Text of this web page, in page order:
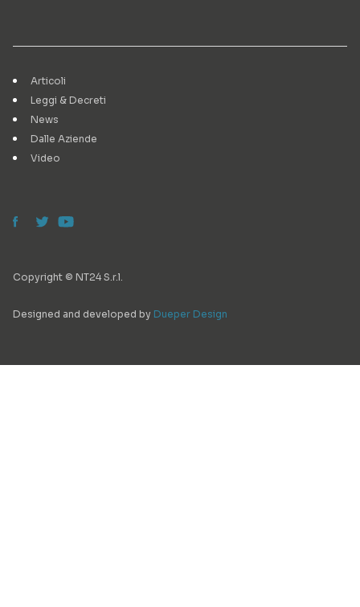
Articoli
Leggi & Decreti
News
Dalle Aziende
Video
Copyright © NT24 S.r.l.
Designed and developed by Dueper Design